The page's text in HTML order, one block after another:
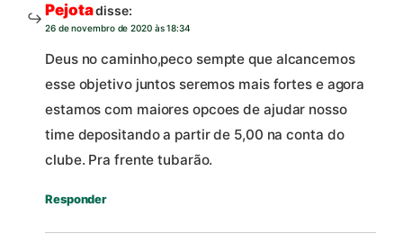
Pejotadisse:
26 de novembro de 2020 às 18:34
Deus no caminho,peco sempte que alcancemos
esse objetivo juntos seremos mais fortes e agora
estamos com maiores opcoes de ajudar nosso
time depositando a partir de 5,00 na conta do
clube. Pra frente tubarão.
Responder